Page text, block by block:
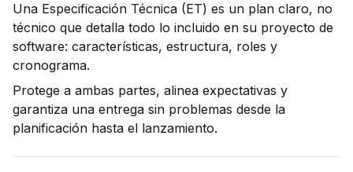
Una Especificación Técnica (ET) es un plan claro, no
técnico que detalla todo lo incluido en su proyecto de
software: características, estructura, roles y
cronograma.
Protege a ambas partes, alinea expectativas y
garantiza una entrega sin problemas desde la
planificación hasta el lanzamiento.